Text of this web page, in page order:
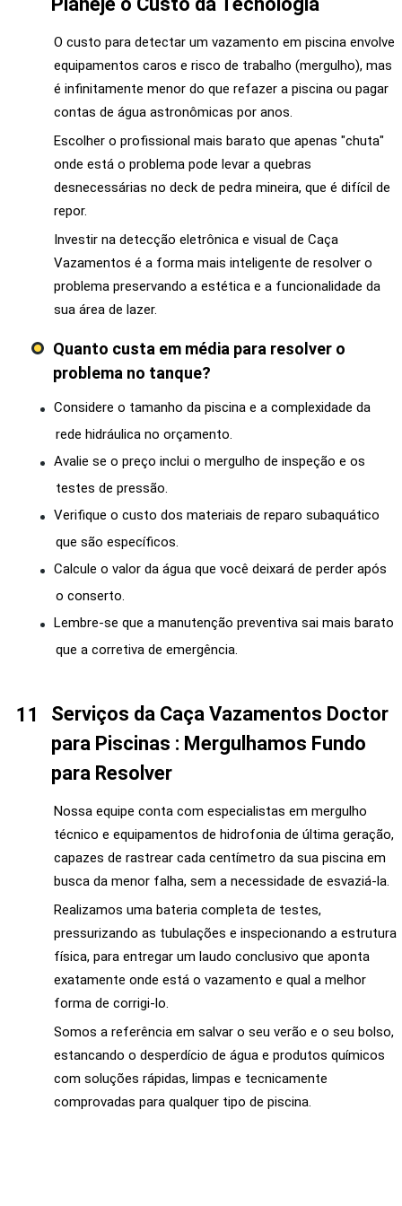
O custo para detectar um vazamento em piscina envolve
equipamentos caros e risco de trabalho (mergulho), mas
é infinitamente menor do que refazer a piscina ou pagar
contas de água astronômicas por anos.
Escolher o profissional mais barato que apenas "chuta"
onde está o problema pode levar a quebras
desnecessárias no deck de pedra mineira, que é difícil de
repor.
Investir na detecção eletrônica e visual de Caça
Vazamentos é a forma mais inteligente de resolver o
problema preservando a estética e a funcionalidade da
sua área de lazer.
Quanto custa em média para resolver o
problema no tanque?
Considere o tamanho da piscina e a complexidade da
rede hidráulica no orçamento.
Avalie se o preço inclui o mergulho de inspeção e os
testes de pressão.
Verifique o custo dos materiais de reparo subaquático
que são específicos.
Calcule o valor da água que você deixará de perder após
o conserto.
Lembre-se que a manutenção preventiva sai mais barato
que a corretiva de emergência.
Serviços da Caça Vazamentos Doctor
para Piscinas : Mergulhamos Fundo
para Resolver
Nossa equipe conta com especialistas em mergulho
técnico e equipamentos de hidrofonia de última geração,
capazes de rastrear cada centímetro da sua piscina em
busca da menor falha, sem a necessidade de esvaziá-la.
Realizamos uma bateria completa de testes,
pressurizando as tubulações e inspecionando a estrutura
física, para entregar um laudo conclusivo que aponta
exatamente onde está o vazamento e qual a melhor
forma de corrigi-lo.
Somos a referência em salvar o seu verão e o seu bolso,
estancando o desperdício de água e produtos químicos
com soluções rápidas, limpas e tecnicamente
comprovadas para qualquer tipo de piscina.